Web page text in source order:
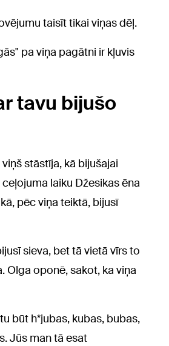
taisīt tikai viņas dēļ.
pa viņa pagātni ir kļuvis
tavu bijušo
stāstīja, kā bijušajai
laiku Džesikas ēna
pēc viņa teiktā, bijusī
sieva, bet tā vietā vīrs to
Olga oponē, sakot, ka viņa
būt h*jubas, kubas, bubas,
Jūs man tā esat